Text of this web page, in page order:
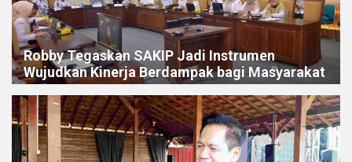
Robby Tegaskan SAKIP Jadi Instrumen
Wujudkan Kinerja Berdampak bagi Masyarakat